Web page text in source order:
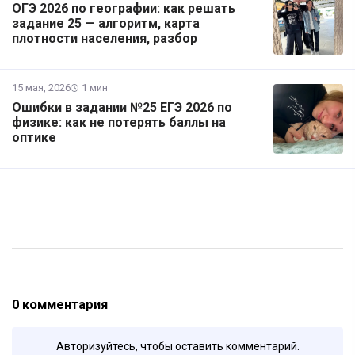
ОГЭ 2026 по географии: как решать
задание 25 — алгоритм, карта
плотности населения, разбор
15 мая, 2026 1 мин
Ошибки в задании №25 ЕГЭ 2026 по
физике: как не потерять баллы на
оптике
0 комментария
Авторизуйтесь, чтобы оставить комментарий.